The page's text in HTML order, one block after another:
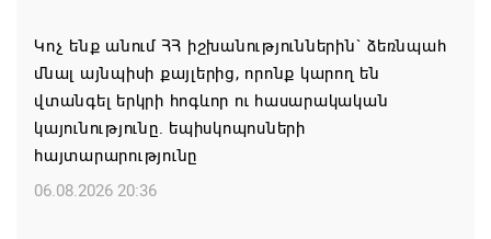
Կոչ ենք անում ՀՀ իշխանություններին` ձեռնպահ
մնալ այնպիսի քայլերից, որոնք կարող են
վտանգել երկրի հոգևոր ու հասարակական
կայունությունը. եպիսկոպոսների
հայտարարությունը
06.08.2026 20:36